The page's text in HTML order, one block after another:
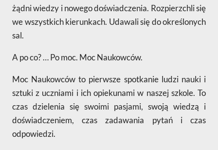
żądni wiedzy i nowego doświadczenia. Rozpierzchli się
we wszystkich kierunkach. Udawali się do określonych
sal.
A po co? … Po moc. Moc Naukowców.
Moc Naukowców to pierwsze spotkanie ludzi nauki i
sztuki z uczniami i ich opiekunami w naszej szkole. To
czas dzielenia się swoimi pasjami, swoją wiedzą i
doświadczeniem, czas zadawania pytań i czas
odpowiedzi.